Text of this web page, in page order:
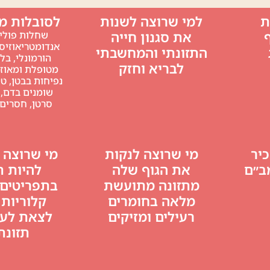
מנטלי – תודעתי (לימודי אימון מנטלי בהכשרת
עמוקים בעולם הספורט המקצועי באחד מענפי
מכשירים).
היום, אחרי שחזרתי לספורט לאחר
פנימה, אני יודעת שכל אחת יכולה לייצר שינוי אמיתי
להביא את היכולות שלה לקצה, ולהגיע לכל הישג וכל
השמש של עצמך מבלי להיות תלויה בדבר״.
למי שרוצה לשנות
את סגנון חייה
התזונתי והמחשבתי
לבריא וחזק
לסובלות
שחלות
הורמונלי,
מטופלת
נפיחות בבטן,
שומנים
סרטן, חסרים
מי שרוצה לנקות
את הגוף שלה
מתזונה מתועשת
מלאה בחומרים
רעילים ומזיקים
מי
להיות
לצאת